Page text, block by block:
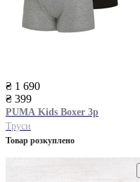
₴ 1 690
₴ 399
PUMA Kids Boxer 3p
Труси
Товар розкуплено